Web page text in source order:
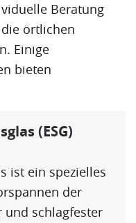
Beratung
örtlichen
Einige
bieten
(ESG)
ist ein spezielles
der
und schlagfester